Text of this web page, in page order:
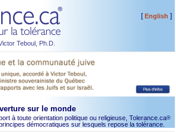
Teboul, Ph.D.
[English ]
sur le monde
à toute orientation politique ou religieuse, Tolerance.ca®
démocratiques sur lesquels repose la tolérance.